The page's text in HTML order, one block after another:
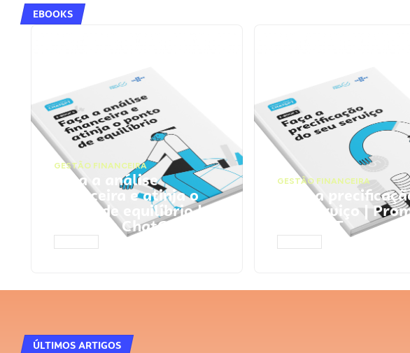
EBOOKS
GESTÃO FINANCEIRA
Faça a análise
financeira e atinja o
ponto de equilíbrio |
Prompts ChatGPT
GESTÃO FINANCEIRA
Faça a
seu serviço |
ChatGPT
ÚLTIMOS ARTIGOS